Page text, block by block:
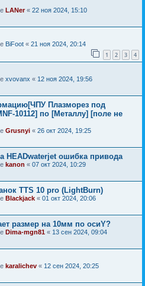
LANer« 22 ноя 2024, 15:10
BiFoot « 21 ноя 2024, 20:14
1 2 3 4
xvovanx « 12 ноя 2024, 19:56
Плазморез под
10112] по [Металлу] [поле не
Grusnyi « 26 окт 2024, 19:25
HEADwaterjet ошибка привода
kanon « 07 окт 2024, 10:29
TTS 10 pro (LightBurn)
Blackjack « 01 окт 2024, 20:06
размер на 10мм по осиY?
Dima-mgn81 « 13 сен 2024, 09:04
karalichev « 12 сен 2024, 20:25